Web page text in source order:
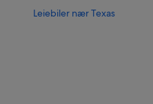
Leiebiler nær Texas